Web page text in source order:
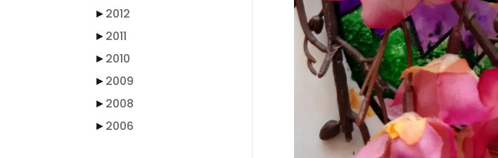
►2012
►2011
►2010
►2009
►2008
►2006